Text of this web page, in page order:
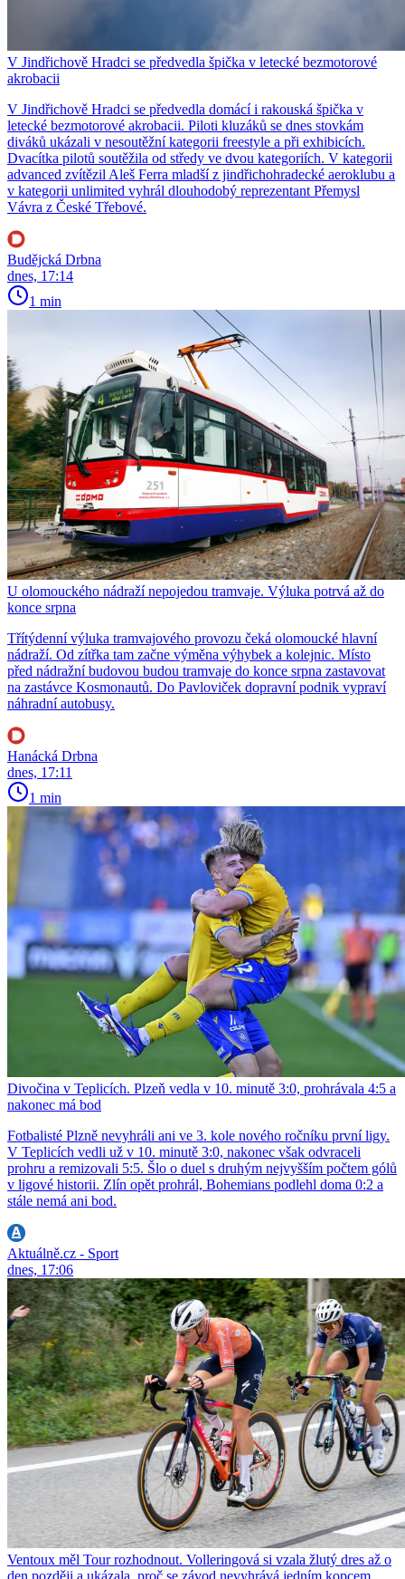
V Jindřichově Hradci se předvedla špička v letecké bezmotorové
akrobacii
V Jindřichově Hradci se předvedla domácí i rakouská špička v
letecké bezmotorové akrobacii. Piloti kluzáků se dnes stovkám
diváků ukázali v nesoutěžní kategorii freestyle a při exhibicích.
Dvacítka pilotů soutěžila od středy ve dvou kategoriích. V kategorii
advanced zvítězil Aleš Ferra mladší z jindřichohradecké aeroklubu a
v kategorii unlimited vyhrál dlouhodobý reprezentant Přemysl
Vávra z České Třebové.
Budějcká Drbna
dnes, 17:14
1 min
U olomouckého nádraží nepojedou tramvaje. Výluka potrvá až do
konce srpna
Třítýdenní výluka tramvajového provozu čeká olomoucké hlavní
nádraží. Od zítřka tam začne výměna výhybek a kolejnic. Místo
před nádražní budovou budou tramvaje do konce srpna zastavovat
na zastávce Kosmonautů. Do Pavloviček dopravní podnik vypraví
náhradní autobusy.
Hanácká Drbna
dnes, 17:11
1 min
Divočina v Teplicích. Plzeň vedla v 10. minutě 3:0, prohrávala 4:5 a
nakonec má bod
Fotbalisté Plzně nevyhráli ani ve 3. kole nového ročníku první ligy.
V Teplicích vedli už v 10. minutě 3:0, nakonec však odvraceli
prohru a remizovali 5:5. Šlo o duel s druhým nejvyšším počtem gólů
v ligové historii. Zlín opět prohrál, Bohemians podlehl doma 0:2 a
stále nemá ani bod.
Aktuálně.cz - Sport
dnes, 17:06
Ventoux měl Tour rozhodnout. Volleringová si vzala žlutý dres až o
den později a ukázala, proč se závod nevyhrává jedním kopcem